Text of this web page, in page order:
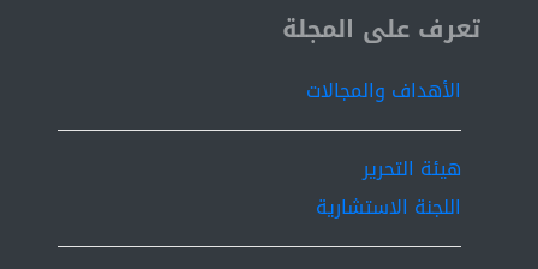
social networking sites must provide the required
amount of information about the characteristics of the
products they are advertising. In line with the constant
change in consumers' desires, companies must clarify
the true prices of products advertised on social
networking sites, and companies must adhere to the
timing of product delivery and provide appropriate
maintenance programs to the consumer . Key words:
Social Media , purchasing decision , Internet advertisin
ISSN 2519-9854
تعرف على المجلة
الأهداف والمجالات
هيئة التحرير
اللجنة الاستشارية